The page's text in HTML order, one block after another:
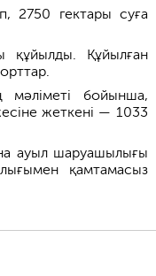
2750 гектары суға
құйылды. Құйылған
мәліметі бойынша,
жеткені — 1033
ауыл шаруашылығы
қамтамасыз